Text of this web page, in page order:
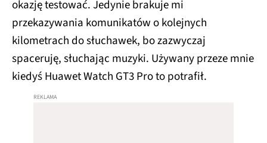
okazję testować. Jedynie brakuje mi
przekazywania komunikatów o kolejnych
kilometrach do słuchawek, bo zazwyczaj
spaceruję, słuchając muzyki. Używany przeze mnie
kiedyś Huawet Watch GT3 Pro to potrafił.